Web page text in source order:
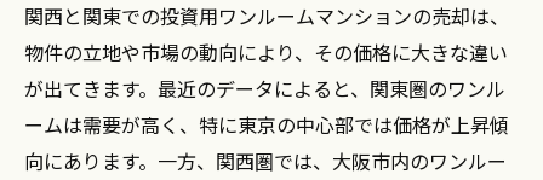
関西と関東での投資用ワンルームマンションの売却は、
物件の立地や市場の動向により、その価格に大きな違い
が出てきます。最近のデータによると、関東圏のワンル
ームは需要が高く、特に東京の中心部では価格が上昇傾
向にあります。一方、関西圏では、大阪市内のワンルー